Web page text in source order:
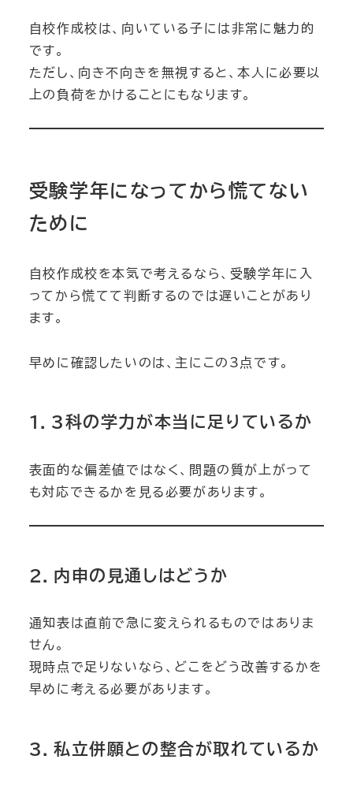
自校作成校は、向いている子には非常に魅力的
です。
ただし、向き不向きを無視すると、本人に必要以
上の負荷をかけることにもなります。
受験学年になってから慌てない
ために
自校作成校を本気で考えるなら、受験学年に入
ってから慌てて判断するのでは遅いことがあり
ます。
早めに確認したいのは、主にこの3点です。
1．3科の学力が本当に足りているか
表面的な偏差値ではなく、問題の質が上がって
も対応できるかを見る必要があります。
2．内申の見通しはどうか
通知表は直前で急に変えられるものではありま
せん。
現時点で足りないなら、どこをどう改善するかを
早めに考える必要があります。
3．私立併願との整合が取れているか